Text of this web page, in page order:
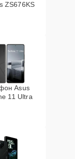
ZS676KS
Asus
11 Ultra